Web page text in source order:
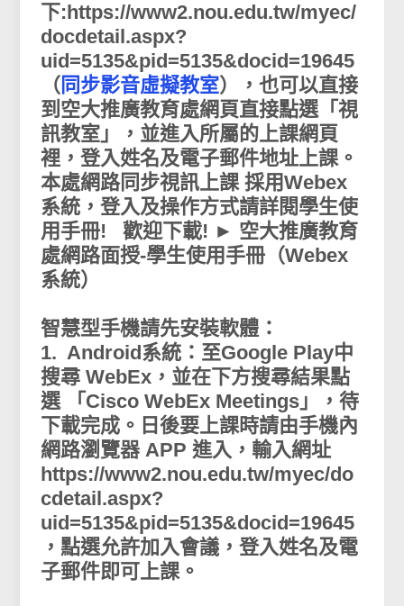
下:https://www2.nou.edu.tw/myec/
docdetail.aspx?
uid=5135&pid=5135&docid=19645
（ 同步影音虛擬教室），也可以直接
到空大推廣教育處網頁直接點選「視
訊教室」，並進入所屬的上課網頁
裡，登入姓名及電子郵件地址上課。
本處網路同步視訊上課 採用Webex
系統，登入及操作方式請詳閱學生使
用手冊! 歡迎下載! ► 空大推廣教育
處網路面授-學生使用手冊（Webex
系統）
智慧型手機請先安裝軟體：
1. Android系統：至Google Play中
搜尋 WebEx，並在下方搜尋結果點
選 「Cisco WebEx Meetings」，待
下載完成。日後要上課時請由手機內
網路瀏覽器 APP 進入，輸入網址
https://www2.nou.edu.tw/myec/do
cdetail.aspx?
uid=5135&pid=5135&docid=19645
，點選允許加入會議，登入姓名及電
子郵件即可上課。